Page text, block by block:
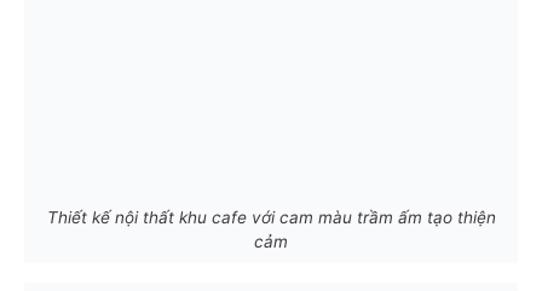
Thiết kế nội thất khu cafe với cam màu trầm ấm tạo thiện
cảm